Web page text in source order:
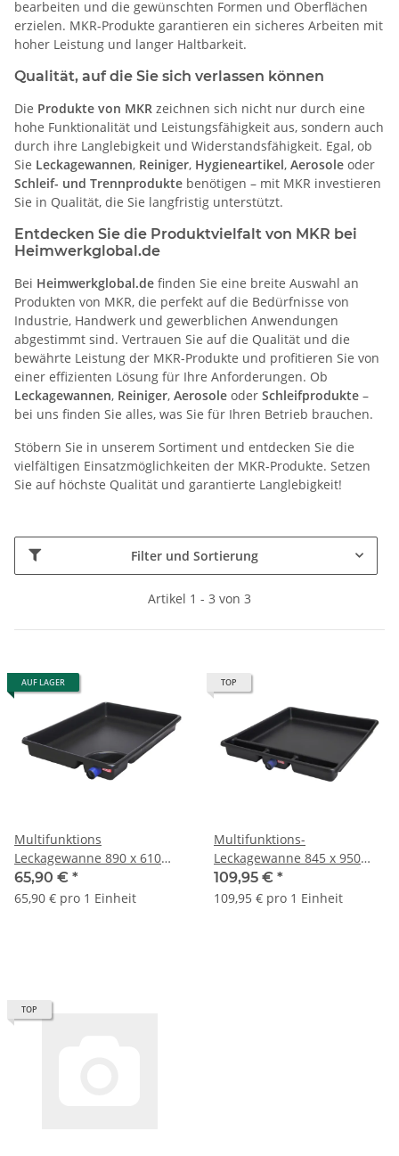
bearbeiten und die gewünschten Formen und Oberflächen
erzielen. MKR-Produkte garantieren ein sicheres Arbeiten mit
hoher Leistung und langer Haltbarkeit.
Qualität, auf die Sie sich verlassen können
Die Produkte von MKR zeichnen sich nicht nur durch eine
hohe Funktionalität und Leistungsfähigkeit aus, sondern auch
durch ihre Langlebigkeit und Widerstandsfähigkeit. Egal, ob
Sie Leckagewannen, Reiniger, Hygieneartikel, Aerosole oder
Schleif- und Trennprodukte benötigen – mit MKR investieren
Sie in Qualität, die Sie langfristig unterstützt.
Entdecken Sie die Produktvielfalt von MKR bei
Heimwerkglobal.de
Bei Heimwerkglobal.de finden Sie eine breite Auswahl an
Produkten von MKR, die perfekt auf die Bedürfnisse von
Industrie, Handwerk und gewerblichen Anwendungen
abgestimmt sind. Vertrauen Sie auf die Qualität und die
bewährte Leistung der MKR-Produkte und profitieren Sie von
einer effizienten Lösung für Ihre Anforderungen. Ob
Leckagewannen, Reiniger, Aerosole oder Schleifprodukte –
bei uns finden Sie alles, was Sie für Ihren Betrieb brauchen.
Stöbern Sie in unserem Sortiment und entdecken Sie die
vielfältigen Einsatzmöglichkeiten der MKR-Produkte. Setzen
Sie auf höchste Qualität und garantierte Langlebigkeit!
Filter und Sortierung
Artikel 1 - 3 von 3
AUF LAGER
Multifunktions
Leckagewanne 890 x 610
mm mit Siphon und
Ablaufstutzen
65,90 € *
65,90 € pro 1 Einheit
TOP
Multifunktions-
Leckagewanne 845 x 950
mm mit Siphon und
Ablaufstutzen
109,95 € *
109,95 € pro 1 Einheit
TOP